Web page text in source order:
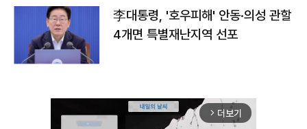
李대통령, '호우피해' 안동·의성 관할
4개면 특별재난지역 선포
arrow_forward_ios 더보기